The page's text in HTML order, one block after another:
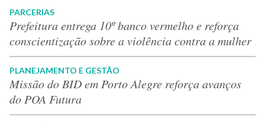
PARCERIAS
Prefeitura entrega 10º banco vermelho e reforça
conscientização sobre a violência contra a mulher
PLANEJAMENTO E GESTÃO
Missão do BID em Porto Alegre reforça avanços
do POA Futura